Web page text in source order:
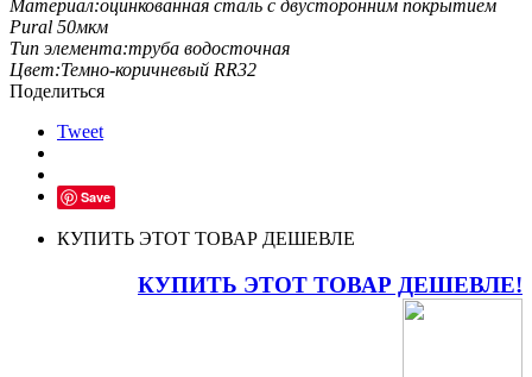
Материал:оцинкованная сталь с двусторонним покрытием
Pural 50мкм
Тип элемента:труба водосточная
Цвет:Темно-коричневый RR32
Поделиться
Tweet
Save
КУПИТЬ ЭТОТ ТОВАР ДЕШЕВЛЕ
КУПИТЬ ЭТОТ ТОВАР ДЕШЕВЛЕ!